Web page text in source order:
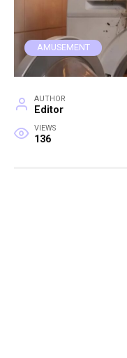
AMUSEMENT
AUTHOR
Editor
VIEWS
136